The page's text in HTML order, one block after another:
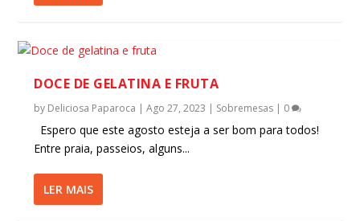
DOCE DE GELATINA E FRUTA
by Deliciosa Paparoca |Ago 27, 2023 | Sobremesas | 0
Espero que este agosto esteja a ser bom para todos!
Entre praia, passeios, alguns...
LER MAIS